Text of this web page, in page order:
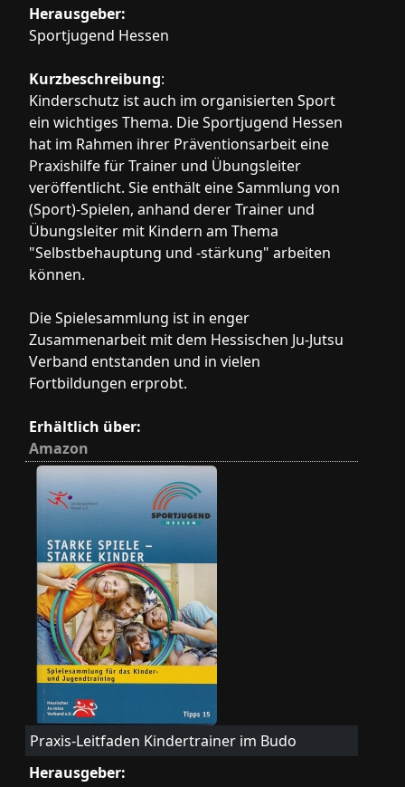
Herausgeber:
Sportjugend Hessen
Kurzbeschreibung:
Kinderschutz ist auch im organisierten Sport
ein wichtiges Thema. Die Sportjugend Hessen
hat im Rahmen ihrer Präventionsarbeit eine
Praxishilfe für Trainer und Übungsleiter
veröffentlicht. Sie enthält eine Sammlung von
(Sport)-Spielen, anhand derer Trainer und
Übungsleiter mit Kindern am Thema
"Selbstbehauptung und -stärkung" arbeiten
können.
Die Spielesammlung ist in enger
Zusammenarbeit mit dem Hessischen Ju-Jutsu
Verband entstanden und in vielen
Fortbildungen erprobt.
Erhältlich über:
Amazon
Praxis-Leitfaden Kindertrainer im Budo
Herausgeber: